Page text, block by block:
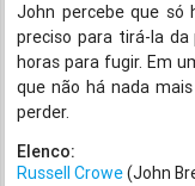
John percebe que só
preciso para tirá-la
horas para fugir. Em
que não há nada
perder.
Elenco:
Russell Crowe(John